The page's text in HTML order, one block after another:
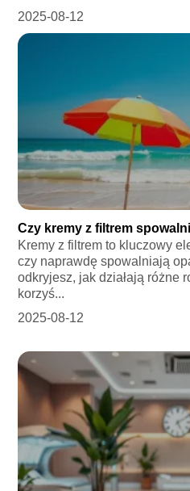
2025-08-12
Czy kremy z filtrem
Kremy z filtrem to kluczowy
czy naprawdę spowalniają
odkryjesz, jak działają różne
korzyś...
2025-08-12